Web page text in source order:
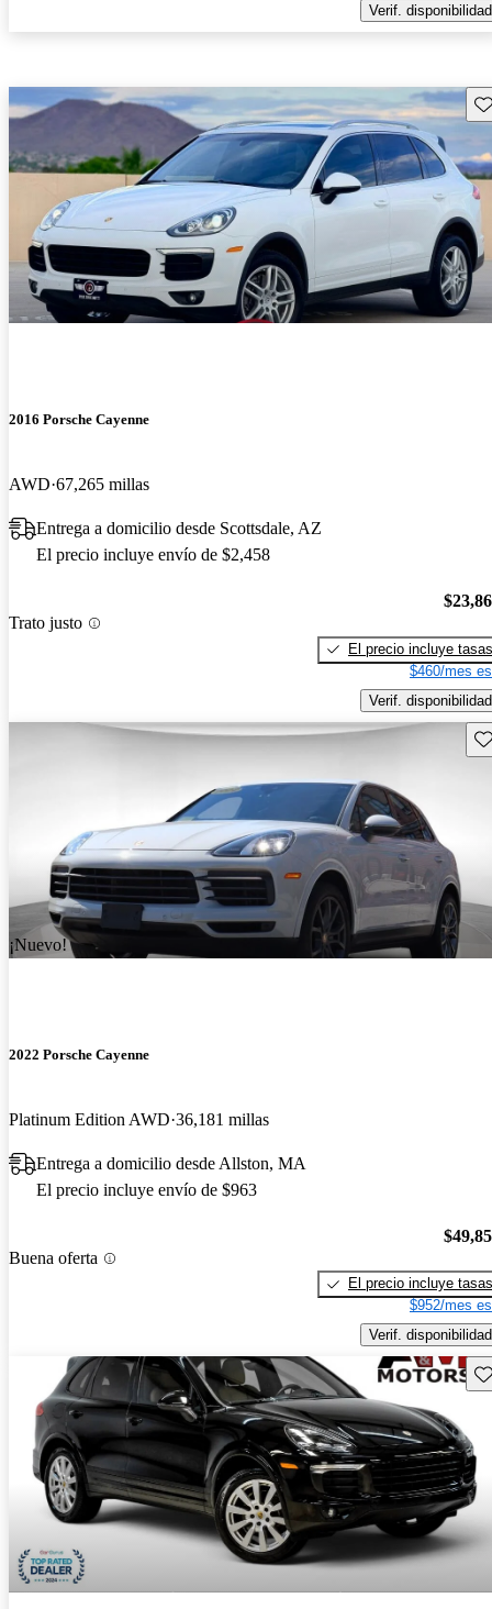
Verif. disponibilidad
2016 Porsche Cayenne
AWD 67,265 millas
Entrega a domicilio desde Scottsdale, AZ
El precio incluye envío de $2,458
Trato justo
El precio incluye tasas
$460/mes
Verif. disponibilidad
¡Nuevo!
2022 Porsche Cayenne
Platinum Edition AWD 36,181 millas
Entrega a domicilio desde Allston, MA
El precio incluye envío de $963
Buena oferta
El precio incluye tasas
$952/mes
Verif. disponibilidad